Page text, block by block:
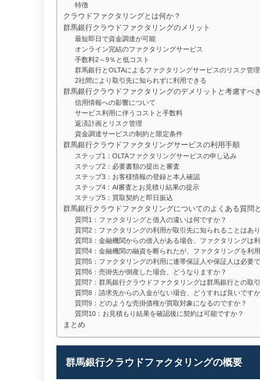
特徴
クラウドファクタリングとは何か？
群馬銀行クラウドファクタリングのメリット
最短即日で資金調達が可能
オンライン完結のファクタリングサービス
手数料2～9％と低コスト
群馬銀行とOLTAによるファクタリングサービスのリスク管理
2社間により取引先に知られずに利用できる
群馬銀行クラウドファクタリングのデメリットと考慮すべ
信用情報への影響について
サービス利用に伴うコストと手数料
返済計画とリスク管理
資金調達サービスの制約と限定条件
群馬銀行クラウドファクタリングサービスの利用手順
ステップ1：OLTAファクタリングサービスの申し込み
ステップ2：必要書類の提出と審査
ステップ3：お客様情報の登録と本人確認
ステップ4：AI審査とお見積り結果の提示
ステップ5：買取契約と即日振込
群馬銀行クラウドファクタリングについてのよくある質問
質問1：ファクタリングと借入の違いは何ですか？
質問2：ファクタリングの利用が取引先に知られることはあ
質問3：金融機関からの借入がある場合、ファクタリングは
質問4：金融機関の融資を断られたが、ファクタリングを利
質問5：ファクタリングの利用に連帯保証人や保証人は必要
質問6：売掛先が倒産した場合、どうなりますか？
質問7：群馬銀行クラウドファクタリングは群馬銀行との取
質問8：請求先からの入金がない場合、どうすれば良いですか
質問9：どのような売掛債権が買取対象になるのですか？
質問10：お見積もり結果を確認後に契約は可能ですか？
まとめ
群馬銀行クラウドファクタリングの概要